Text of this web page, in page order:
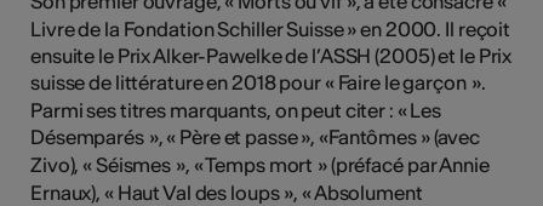
Livre de la Fondation Schiller Suisse » en 2000. Il reçoit
ensuite le Prix Alker-Pawelke de l’ASSH (2005) et le Prix
suisse de littérature en 2018 pour « Faire le garçon ».
Parmi ses titres marquants, on peut citer : « Les
Désemparés », « Père et passe », «Fantômes » (avec
Zivo), « Séismes », « Temps mort » (préfacé par Annie
Ernaux), « Haut Val des loups », « Absolument